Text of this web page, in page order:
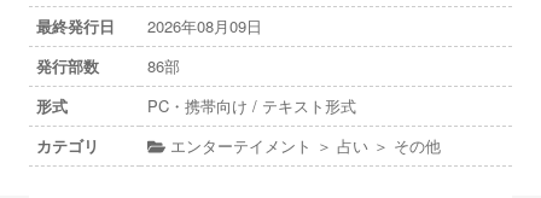
最終発行日
2026年08月09日
発行部数
86部
形式
PC・携帯向け / テキスト形式
カテゴリ
エンターテイメント ＞ 占い ＞ その他